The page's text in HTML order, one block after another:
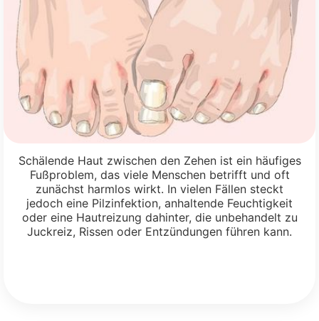
Schälende Haut zwischen den Zehen ist ein häufiges
Fußproblem, das viele Menschen betrifft und oft
zunächst harmlos wirkt. In vielen Fällen steckt
jedoch eine Pilzinfektion, anhaltende Feuchtigkeit
oder eine Hautreizung dahinter, die unbehandelt zu
Juckreiz, Rissen oder Entzündungen führen kann.